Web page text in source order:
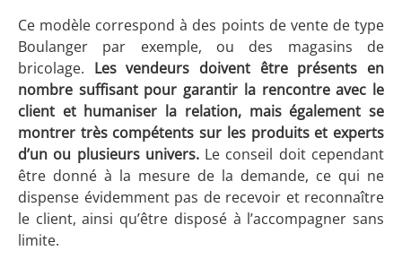
Ce modèle correspond à des points de vente de type
Boulanger par exemple, ou des magasins de
bricolage. Les vendeurs doivent être présents en
nombre suffisant pour garantir la rencontre avec le
client et humaniser la relation, mais également se
montrer très compétents sur les produits et experts
d’un ou plusieurs univers.Le conseil doit cependant
être donné à la mesure de la demande, ce qui ne
dispense évidemment pas de recevoir et reconnaître
le client, ainsi qu’être disposé à l’accompagner sans
limite.